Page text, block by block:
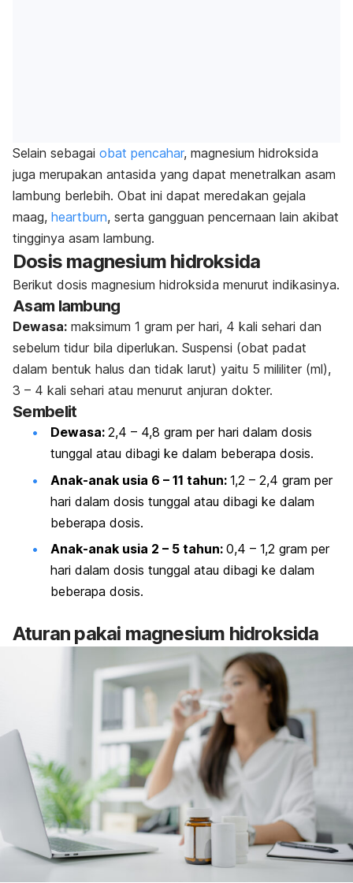
Selain sebagai obat pencahar, magnesium hidroksida
juga merupakan antasida yang dapat menetralkan asam
lambung berlebih. Obat ini dapat meredakan gejala
maag, heartburn, serta gangguan pencernaan lain akibat
tingginya asam lambung.
Dosis magnesium hidroksida
Berikut dosis magnesium hidroksida menurut indikasinya.
Asam lambung
Dewasa: maksimum 1 gram per hari, 4 kali sehari dan
sebelum tidur bila diperlukan. Suspensi (obat padat
dalam bentuk halus dan tidak larut) yaitu 5 mililiter (ml),
3 – 4 kali sehari atau menurut anjuran dokter.
Sembelit
Dewasa: 2,4 – 4,8 gram per hari dalam dosis
tunggal atau dibagi ke dalam beberapa dosis.
Anak-anak usia 6 – 11 tahun: 1,2 – 2,4 gram per
hari dalam dosis tunggal atau dibagi ke dalam
beberapa dosis.
Anak-anak usia 2 – 5 tahun: 0,4 – 1,2 gram per
hari dalam dosis tunggal atau dibagi ke dalam
beberapa dosis.
Aturan pakai magnesium hidroksida